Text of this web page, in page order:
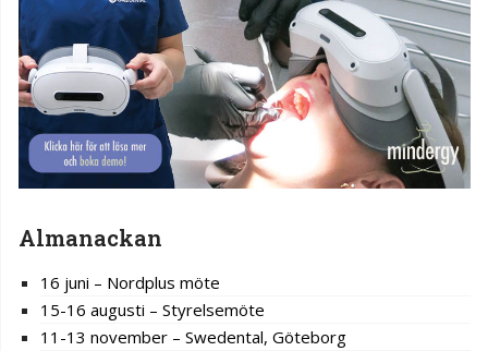
Almanackan
16 juni – Nordplus möte
15-16 augusti – Styrelsemöte
11-13 november – Swedental, Göteborg